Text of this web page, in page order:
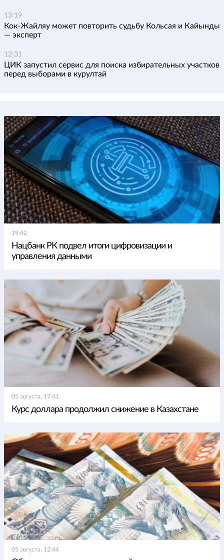
13:19
Кок-Жайляу может повторить судьбу Кольсая и Кайынды
— эксперт
12:31
ЦИК запустил сервис для поиска избирательных участков
перед выборами в курултай
19:42
Нацбанк РК подвел итоги цифровизации и
управления данными
05 августа, 17:41
Курс доллара продолжил снижение в Казахстане
05 августа, 12:44